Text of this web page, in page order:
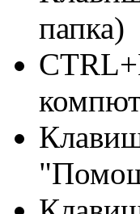
папка)